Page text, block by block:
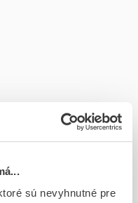
sú nevyhnutné pre
Al - jednotk.bal.)